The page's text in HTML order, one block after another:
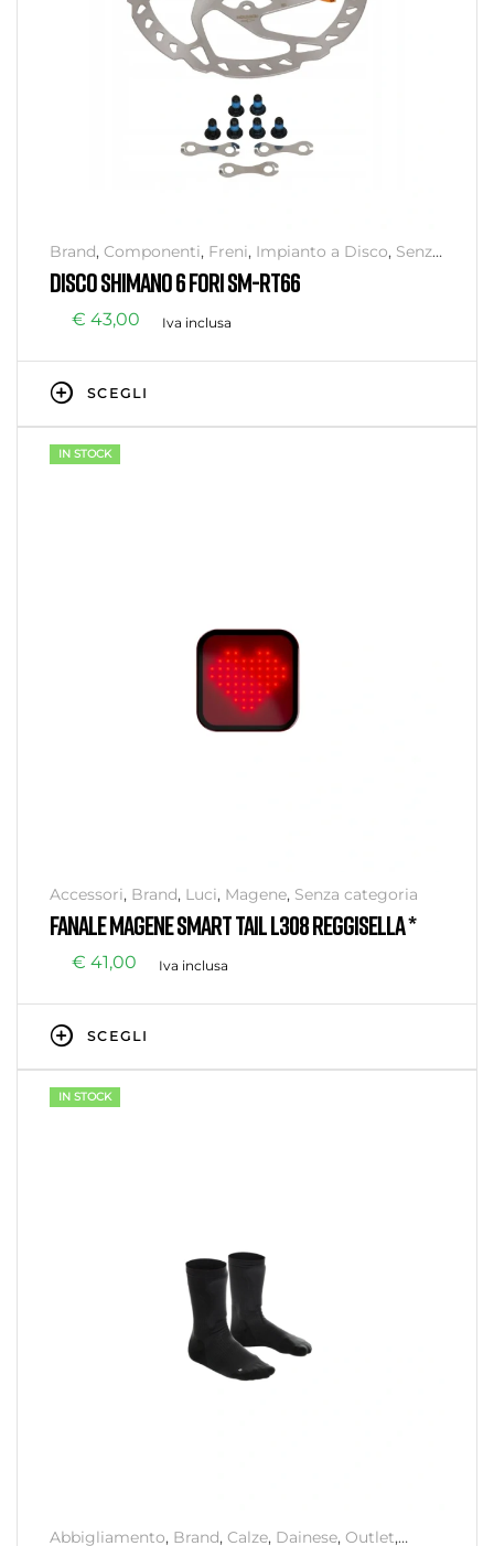
Brand, Componenti, Freni, Impianto a Disco, Senza
categoria,SHIMANO
DISCO SHIMANO 6 FORI SM-RT66
€ 43,00 Iva inclusa
SCEGLI
IN STOCK
Accessori, Brand, Luci, Magene, Senza categoria
FANALE MAGENE SMART TAIL L308 REGGISELLA *
€ 41,00 Iva inclusa
SCEGLI
IN STOCK
Abbigliamento, Brand, Calze, Dainese, Outlet,